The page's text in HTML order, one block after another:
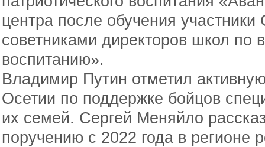
центра после обучения
советниками директоров школ по
воспитанию».
Владимир Путин отметил
Осетии по поддержке бойцов
их семей. Сергей Меняйло
поручению с 2022 года в регионе